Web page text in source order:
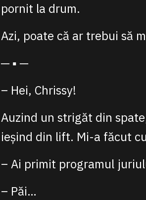
pornit la drum.
Azi, poate că ar trebui să
─ ▪ ─
– Hei, Chrissy!
Auzind un strigăt din
ieșind din lift. Mi-a făcut
– Ai primit programul
– Păi…